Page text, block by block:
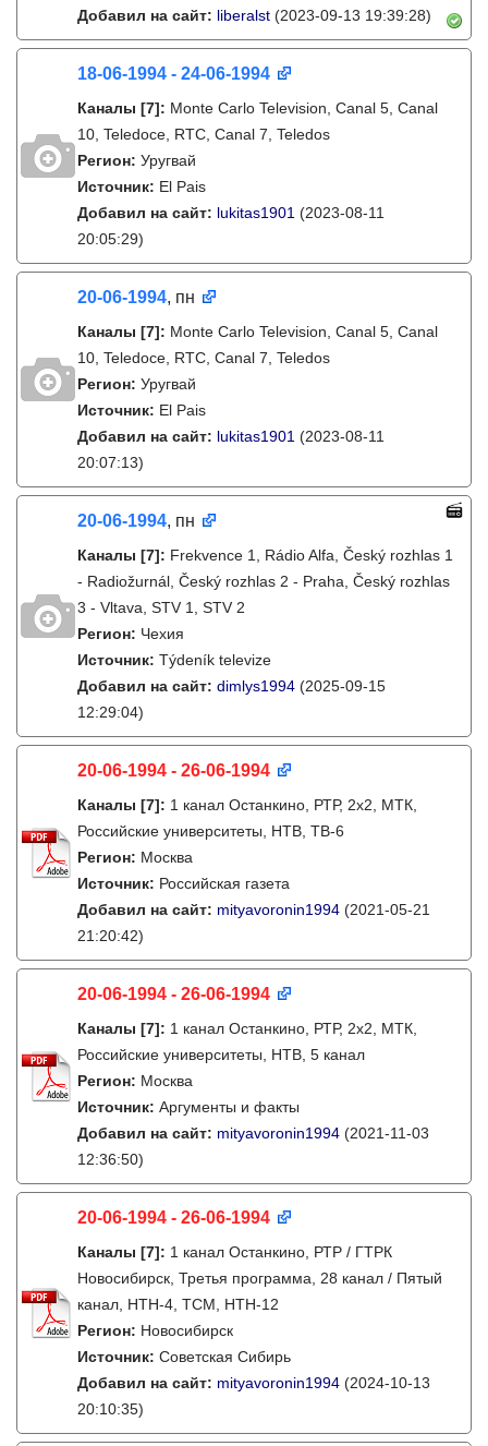
Добавил на сайт: liberalst (2023-09-13 19:39:28)
18-06-1994 - 24-06-1994
Каналы [7]: Monte Carlo Television, Canal 5, Canal
10, Teledoce, RTC, Canal 7, Teledos
Регион: Уругвай
Источник: El Pais
Добавил на сайт: lukitas1901 (2023-08-11
20:05:29)
20-06-1994, пн
Каналы [7]: Monte Carlo Television, Canal 5, Canal
10, Teledoce, RTC, Canal 7, Teledos
Регион: Уругвай
Источник: El Pais
Добавил на сайт: lukitas1901 (2023-08-11
20:07:13)
20-06-1994, пн
Каналы [7]: Frekvence 1, Rádio Alfa, Český rozhlas 1
- Radiožurnál, Český rozhlas 2 - Praha, Český rozhlas
3 - Vltava, STV 1, STV 2
Регион: Чехия
Источник: Týdeník televize
Добавил на сайт: dimlys1994 (2025-09-15
12:29:04)
20-06-1994 - 26-06-1994
Каналы [7]: 1 канал Останкино, РТР, 2х2, МТК,
Российские университеты, НТВ, ТВ-6
Регион: Москва
Источник: Российская газета
Добавил на сайт: mityavoronin1994 (2021-05-21
21:20:42)
20-06-1994 - 26-06-1994
Каналы [7]: 1 канал Останкино, РТР, 2х2, МТК,
Российские университеты, НТВ, 5 канал
Регион: Москва
Источник: Аргументы и факты
Добавил на сайт: mityavoronin1994 (2021-11-03
12:36:50)
20-06-1994 - 26-06-1994
Каналы [7]: 1 канал Останкино, РТР / ГТРК
Новосибирск, Третья программа, 28 канал / Пятый
канал, НТН-4, ТСМ, НТН-12
Регион: Новосибирск
Источник: Советская Сибирь
Добавил на сайт: mityavoronin1994 (2024-10-13
20:10:35)